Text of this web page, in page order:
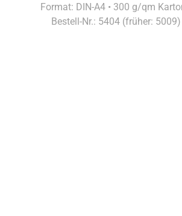
Format: DIN-A4 • 300 g/qm
Bestell-Nr.: 5404 (früher: 5009)